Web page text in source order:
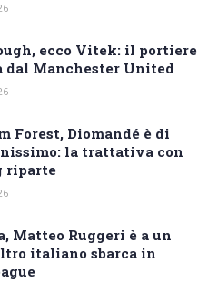
ecco Vitek: il portiere
dal Manchester United
Forest, Diomandé è di
la trattativa con
riparte
Matteo Ruggeri è a un
italiano sbarca in